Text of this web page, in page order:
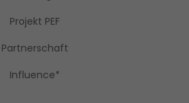
Projekt PEF
Partnerschaft
Influence*